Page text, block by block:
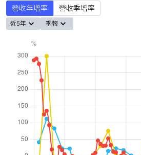
營收年增率 營收季增率
近5年 季報